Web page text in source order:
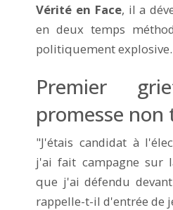
Vérité en Face, il a
en deux temps
politiquement explosive.
Premier
promesse non
"J'étais candidat à
j'ai fait campagne sur
que j'ai défendu
rappelle-t-il d'entrée de